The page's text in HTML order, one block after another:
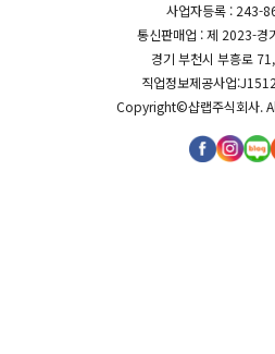
사업자등록 : 243-
통신판매업 : 제 2023-경
경기 부천시 부흥로
직업정보제공사업
Copyright©샵랩주식회사.